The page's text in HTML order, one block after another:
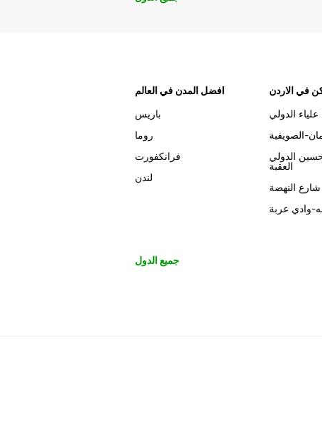
افضل المدن في العالم
باريس
روما
فرانكفورت
لندن
في الاردن
الدولي
الصويفية
الدولي
العقبة
شارع النهضة
وادي عربة
جميع الدول